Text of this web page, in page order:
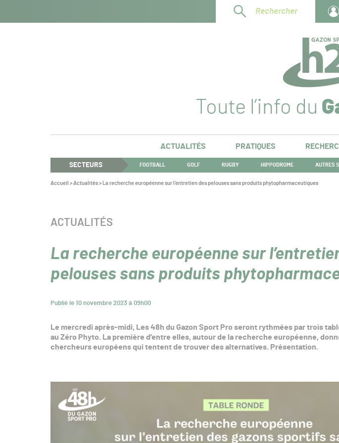
Rechercher
Toute l’info du
ACTUALITÉS PRATIQUES
SECTEURS FOOTBALL GOLF RUGBY HIPPODROME AUTRES
Vous
Accueil >Actualités> La recherche européenne sur l’entretien des pelouses sans produits phytopharmaceutiques
La recherche européenne sur
pelouses sans produits
Publié le 10 novembre 2023 à 09h00
CATÉGORIE :
ACTUALITÉS
Le mercredi après-midi, Les 48h du Gazon Sport Pro seront rythmées par trois
au Zéro Phyto. La première d’entre elles, autour de la recherche européenne,
chercheurs européens qui tentent de trouver des alternatives. Présentation.